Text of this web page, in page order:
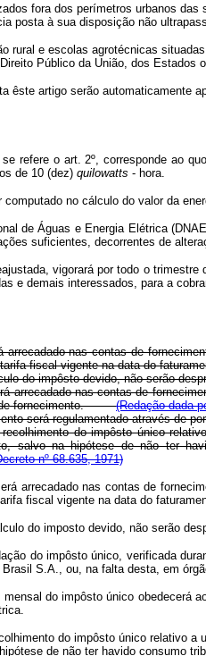
fora dos perímetros urbanos
posta à sua disposição não
rural e escolas agrotécnicas
Direito Público da União, dos
artigo serão automaticamente
refere o art. 2º, corresponde ao
de 10 (dez) quilowatts - hora.
no cálculo do valor da
Águas e Energia Elétrica
suficientes, decorrentes de
vigorará por todo o trimestre
e demais interessados, para a
arrecadado nas contas de
fiscal vigente na data do
impôsto devido, não serão
arrecadado nas contas de
de fornecimento.(Redação dada
será regulamentado através
do impôsto único
salvo na hipótese de não ter
nº 68.635, 1971)
arrecadado nas contas de
fiscal vigente na data do
do imposto devido, não serão
do impôsto único, verificada
S.A., ou, na falta desta, em
do impôsto único obedecerá ao
do impôsto único relativo a
de não ter havido consumo